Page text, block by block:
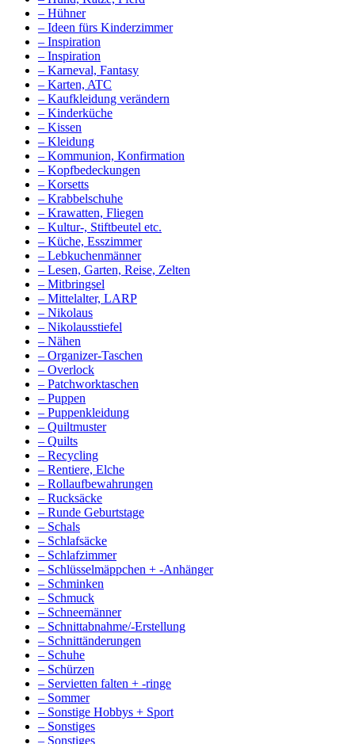
– Hühner
– Ideen fürs Kinderzimmer
– Inspiration
– Inspiration
– Karneval, Fantasy
– Karten, ATC
– Kaufkleidung verändern
– Kinderküche
– Kissen
– Kleidung
– Kommunion, Konfirmation
– Kopfbedeckungen
– Korsetts
– Krabbelschuhe
– Krawatten, Fliegen
– Kultur-, Stiftbeutel etc.
– Küche, Esszimmer
– Lebkuchenmänner
– Lesen, Garten, Reise, Zelten
– Mitbringsel
– Mittelalter, LARP
– Nikolaus
– Nikolausstiefel
– Nähen
– Organizer-Taschen
– Overlock
– Patchworktaschen
– Puppen
– Puppenkleidung
– Quiltmuster
– Quilts
– Recycling
– Rentiere, Elche
– Rollaufbewahrungen
– Rucksäcke
– Runde Geburtstage
– Schals
– Schlafsäcke
– Schlafzimmer
– Schlüsselmäppchen + -Anhänger
– Schminken
– Schmuck
– Schneemänner
– Schnittabnahme/-Erstellung
– Schnittänderungen
– Schuhe
– Schürzen
– Servietten falten + -ringe
– Sommer
– Sonstige Hobbys + Sport
– Sonstiges
– Sonstiges